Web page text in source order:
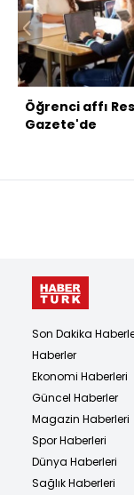
Öğrenci affı
Gazete'de
Son Dakika
Haberler
Ekonomi Haberleri
Güncel Haberler
Magazin Haberleri
Spor Haberleri
Dünya Haberleri
Sağlık Haberleri